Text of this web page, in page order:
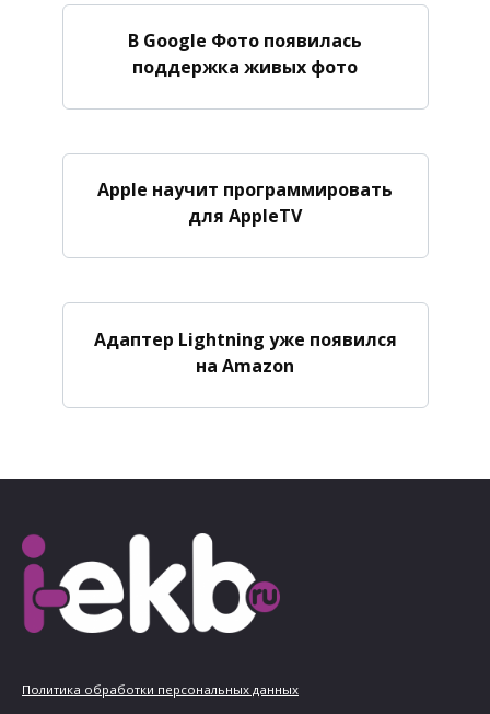
В Google Фото появилась
поддержка живых фото
Apple научит программировать
для AppleTV
Адаптер Lightning уже появился
на Amazon
Политика обработки персональных данных